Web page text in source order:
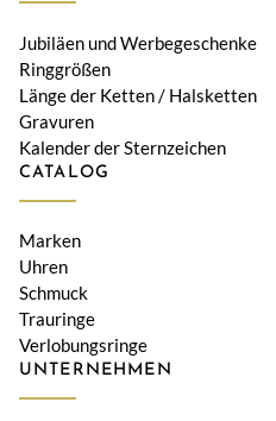
Jubiläen und Werbegeschenke
Ringgrößen
Länge der Ketten / Halsketten
Gravuren
Kalender der Sternzeichen
CATALOG
Marken
Uhren
Schmuck
Trauringe
Verlobungsringe
UNTERNEHMEN